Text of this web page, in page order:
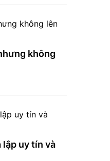
không
lập uy tín và